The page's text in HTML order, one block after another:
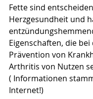
Fette sind
Herzgesundheit und
Eigenschaften, die bei
Prävention von
Arthritis von Nutzen
( Informationen
Internet!)